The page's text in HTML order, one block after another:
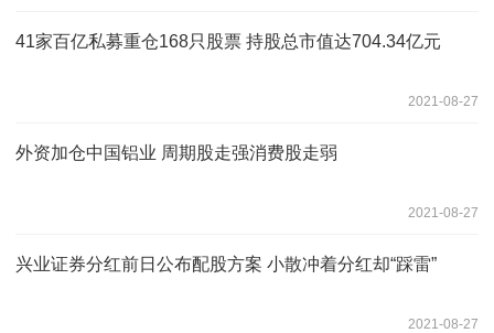
41家百亿私募重仓168只股票 持股总市值达704.34亿元
2021-08-27
外资加仓中国铝业 周期股走强消费股走弱
2021-08-27
兴业证券分红前日公布配股方案 小散冲着分红却“踩雷”
2021-08-27